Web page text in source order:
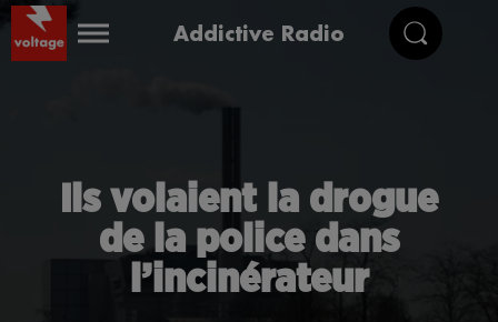
Addictive Radio
Ils volaient la drogue
de la police dans
l’incinérateur